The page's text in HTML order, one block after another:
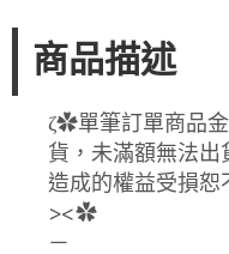
商品描述
ζ✿單筆訂單商品
貨，未滿額無法
造成的權益受損
><✿
－